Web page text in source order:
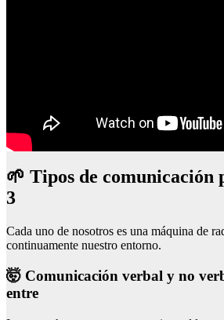
🌱 Tipos de comunicación
3
Cada uno de nosotros es una máquina de
continuamente nuestro entorno.
🤯 Comunicación verbal y no
entre